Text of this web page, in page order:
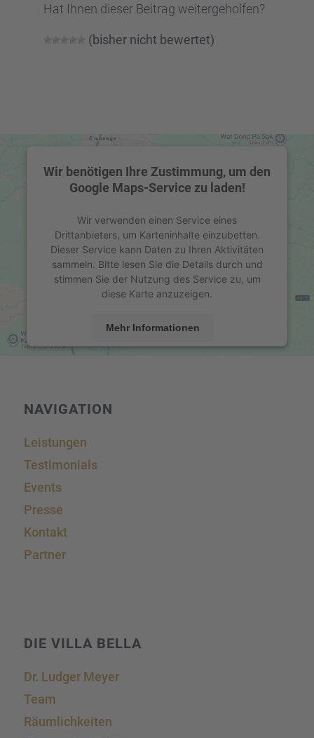
Hat Ihnen dieser Beitrag weiter­ge­hol­fen?
(bisher nicht bewer­tet)
Wir benötigen Ihre Zustimmung, um den
Google Maps-Service zu laden!
Wir verwenden einen Service eines
Drittanbieters, um Karteninhalte einzubetten.
Dieser Service kann Daten zu Ihren Aktivitäten
sammeln. Bitte lesen Sie die Details durch und
stimmen Sie der Nutzung des Service zu, um
diese Karte anzuzeigen.
Mehr Informationen
Platform
NAVIGA­TION
Leistun­gen
Testi­mo­ni­als
Events
Presse
Kontakt
Partner
DIE VILLA BELLA
Dr. Ludger Meyer
Team
Räumlich­kei­ten